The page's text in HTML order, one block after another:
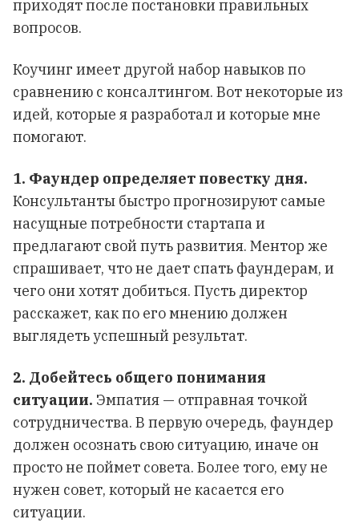
приходят после постановки правильных
вопросов.
Коучинг имеет другой набор навыков по
сравнению с консалтингом. Вот некоторые из
идей, которые я разработал и которые мне
помогают.
1. Фаундер определяет повестку дня.
Консультанты быстро прогнозируют самые
насущные потребности стартапа и
предлагают свой путь развития. Ментор же
спрашивает, что не дает спать фаундерам, и
чего они хотят добиться. Пусть директор
расскажет, как по его мнению должен
выглядеть успешный результат.
2. Добейтесь общего понимания
ситуации. Эмпатия — отправная точкой
сотрудничества. В первую очередь, фаундер
должен осознать свою ситуацию, иначе он
просто не поймет совета. Более того, ему не
нужен совет, который не касается его
ситуации.